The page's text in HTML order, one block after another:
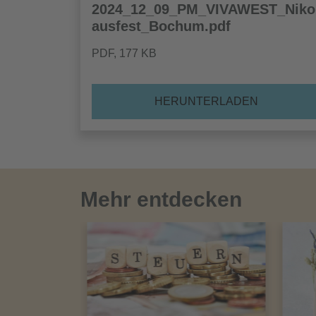
ausfest_Bochum.pdf
PDF, 177 KB
HERUNTERLADEN
Mehr entdecken